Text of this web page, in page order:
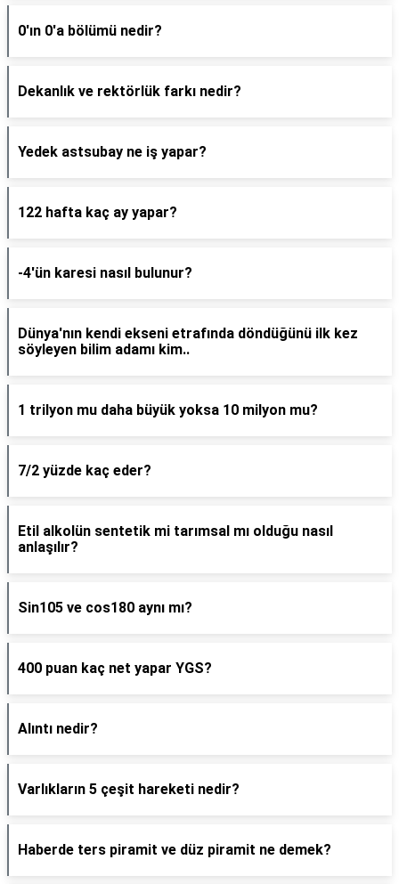
0'ın 0'a bölümü nedir?
Dekanlık ve rektörlük farkı nedir?
Yedek astsubay ne iş yapar?
122 hafta kaç ay yapar?
-4'ün karesi nasıl bulunur?
Dünya'nın kendi ekseni etrafında döndüğünü ilk kez
söyleyen bilim adamı kim..
1 trilyon mu daha büyük yoksa 10 milyon mu?
7/2 yüzde kaç eder?
Etil alkolün sentetik mi tarımsal mı olduğu nasıl
anlaşılır?
Sin105 ve cos180 aynı mı?
400 puan kaç net yapar YGS?
Alıntı nedir?
Varlıkların 5 çeşit hareketi nedir?
Haberde ters piramit ve düz piramit ne demek?